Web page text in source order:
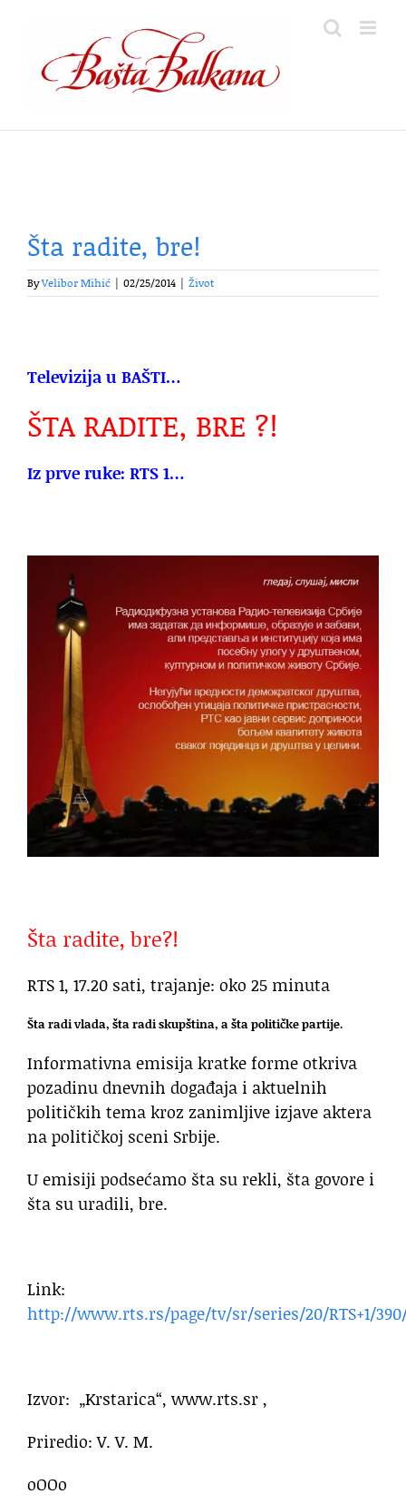
content
Šta radite, bre!
ByVelibor Mihić 02/25/2014 Život
Televizija u BAŠTI…
ŠTA RADITE, BRE ?!
Iz prve ruke: RTS 1…
Šta radite, bre?!
RTS 1, 17.20 sati, trajanje: oko 25 minuta
Šta radi vlada, šta radi skupština, a šta političke partije.
Informativna emisija kratke forme otkriva
pozadinu dnevnih događaja i aktuelnih
političkih tema kroz zanimljive izjave aktera
na političkoj sceni Srbije.
U emisiji podsećamo šta su rekli, šta govore i
šta su uradili, bre.
Link:
http://www.rts.rs/page/tv/sr/series/20/RTS+1/
Izvor: „Krstarica“, www.rts.sr ,
Priredio: V. V. M.
oOOo